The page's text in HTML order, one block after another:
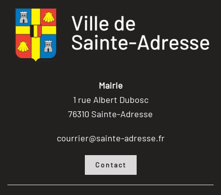
Mairie
1 rue Albert Dubosc
76310 Sainte-Adresse
courrier@sainte-adresse.fr
Contact